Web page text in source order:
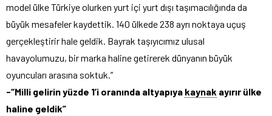
model ülke Türkiye olurken yurt içi yurt dışı taşımacılığında da
büyük mesafeler kaydettik. 140 ülkede 238 ayrı noktaya uçuş
gerçekleştirir hale geldik. Bayrak taşıyıcımız ulusal
havayolumuzu, bir marka haline getirerek dünyanın büyük
oyuncuları arasına soktuk.”
-“Milli gelirin yüzde 1’i oranında altyapıya kaynak ayırır ülke
haline geldik”